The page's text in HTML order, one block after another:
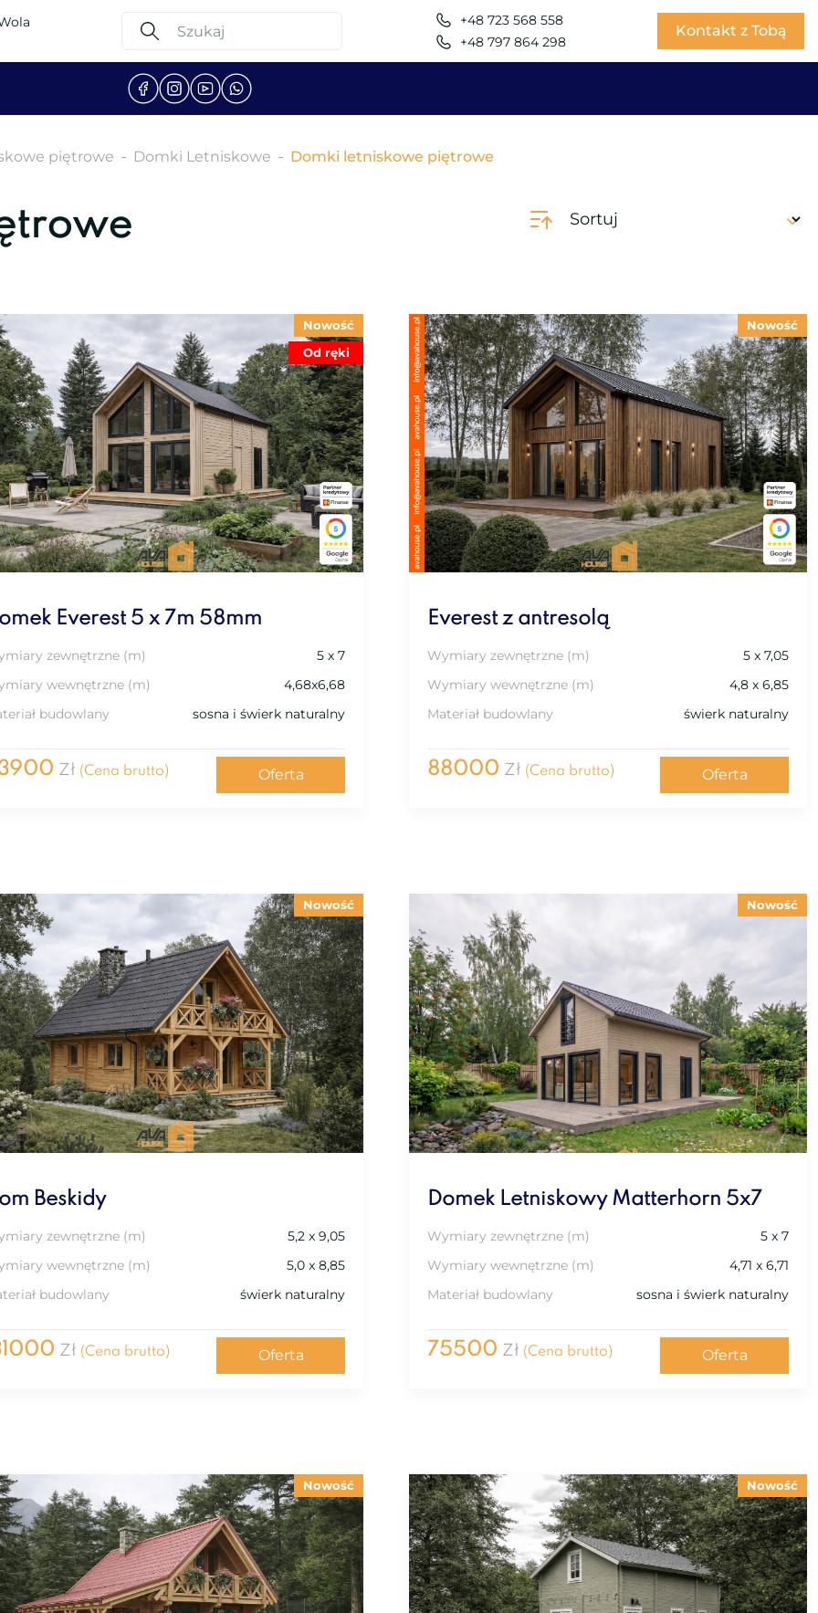
+48 723 568 558
+48 797 864 298
Kontakt z Tobą
piętrowe Domki Letniskowe Domki letniskowe piętrowe
Nowość
Od ręki
Everest 5 x 7m 58mm
zewnętrzne (m)
5 x 7
wewnętrzne (m)
4,68x6,68
budowlany
sosna i świerk naturalny
Zł (Cena brutto) Oferta
Nowość
Everest z antresolą
Wymiary zewnętrzne (m)
5 x 7,05
Wymiary wewnętrzne (m)
4,8 x 6,85
Materiał budowlany
świerk naturalny
88000 Zł (Cena brutto) Oferta
Nowość
Beskidy
zewnętrzne (m)
5,2 x 9,05
wewnętrzne (m)
5,0 x 8,85
budowlany
świerk naturalny
Zł (Cena brutto) Oferta
Nowość
Domek Letniskowy Matterhorn 5x7
Wymiary zewnętrzne (m)
5 x 7
Wymiary wewnętrzne (m)
4,71 x 6,71
Materiał budowlany
sosna i świerk naturalny
75500 Zł (Cena brutto) Oferta
Nowość Nowość